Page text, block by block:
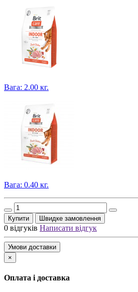
Вага: 2.00 кг.
Вага: 0.40 кг.
Купити Швидке замовлення
0 відгуків Написати відгук
Умови доставки
×
Оплата і доставка